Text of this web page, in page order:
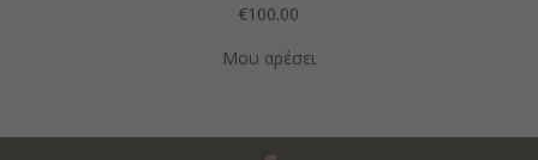
€100.00
Μου αρέσει